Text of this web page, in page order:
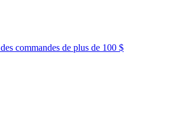
des commandes de plus de 100 $